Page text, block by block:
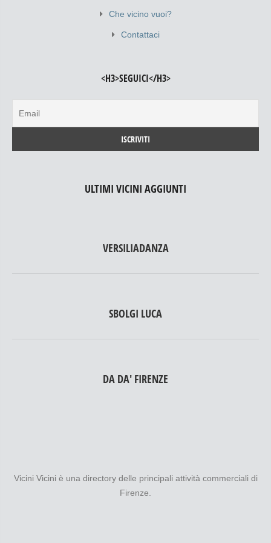
Che vicino vuoi?
Contattaci
<H3>SEGUICI</H3>
ULTIMI VICINI AGGIUNTI
VERSILIADANZA
SBOLGI LUCA
DA DA' FIRENZE
Vicini Vicini è una directory delle principali attività commerciali di
Firenze.